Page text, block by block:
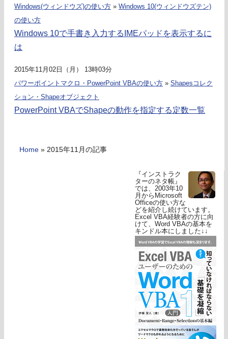
Windows(ウィンドウズ)の使い方 » Windows 10(ウィンドウズテン)
の使い方
Windows 10で手書き入力するIMEパッドを表示するに
は
2015年11月02日（月） 13時03分
パワーポイントマクロ・PowerPoint VBAの使い方 » Shapesコレク
ション・Shapeオブジェクト
PowerPoint VBAでShapeの動作を指定する定数一覧
Home » 2015年11月の記事
『インストラク
ターのネタ帳』
では、2003年10
月からMicrosoft
Officeの使い方な
どを紹介し続けています。
Excel VBA経験者の方に向
けて、Word VBAの基本を
キンドル本にしました↓↓